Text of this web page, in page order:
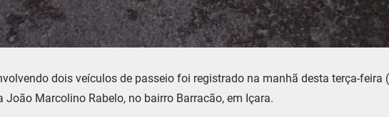
dois veículos de passeio foi registrado na manhã desta terça-feira
João Marcolino Rabelo, no bairro Barracão, em Içara.